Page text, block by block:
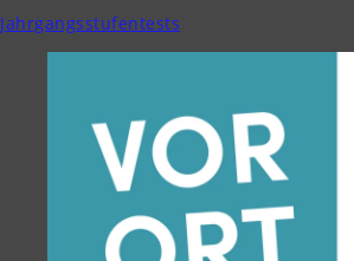
Jahrgangsstufentests